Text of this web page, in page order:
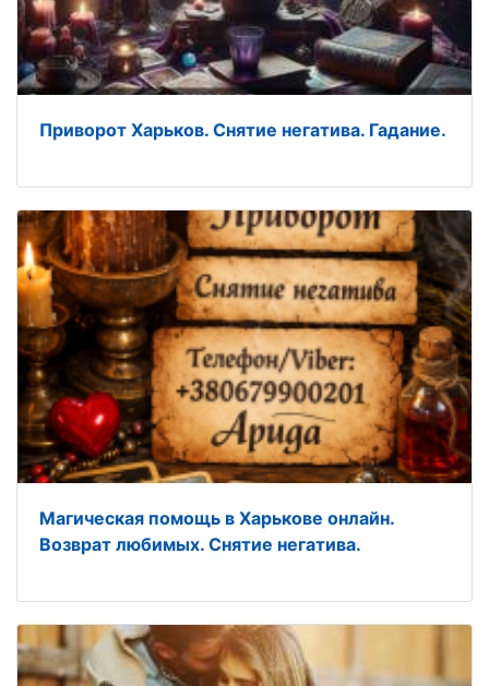
Приворот Харьков. Снятие негатива. Гадание.
Магическая помощь в Харькове онлайн.
Возврат любимых. Снятие негатива.